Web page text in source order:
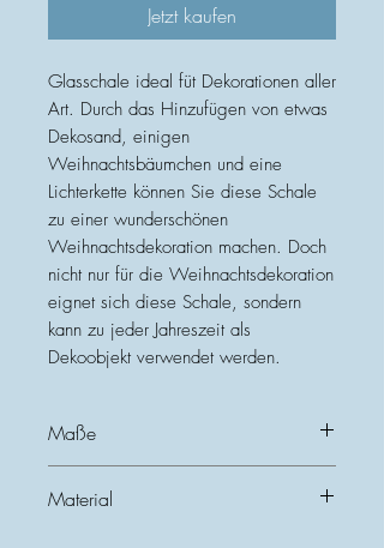
Jetzt kaufen
Glasschale ideal füt Dekorationen aller
Art. Durch das Hinzufügen von etwas
Dekosand, einigen
Weihnachtsbäumchen und eine
Lichterkette können Sie diese Schale
zu einer wunderschönen
Weihnachtsdekoration machen. Doch
nicht nur für die Weihnachtsdekoration
eignet sich diese Schale, sondern
kann zu jeder Jahreszeit als
Dekoobjekt verwendet werden.
Maße
Höhe: 12 cm
Material